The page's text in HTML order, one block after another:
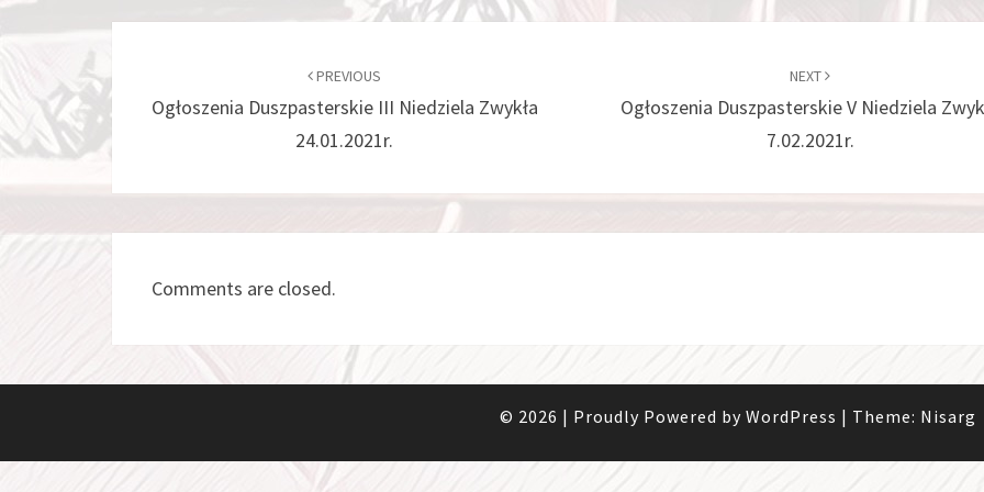
Post
navigation
PREVIOUS
Ogłoszenia Duszpasterskie III Niedziela Zwykła
24.01.2021r.
NEXT
Ogłoszenia Duszpasterskie V Niedziela
7.02.2021r.
Comments are closed.
© 2026 | Proudly Powered by WordPress | Theme: Nisarg